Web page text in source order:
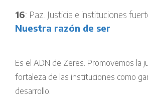
16: Paz. Justicia e instituciones
Nuestra razón de ser
Es el ADN de Zeres. Promovemos la
fortaleza de las instituciones como
desarrollo.